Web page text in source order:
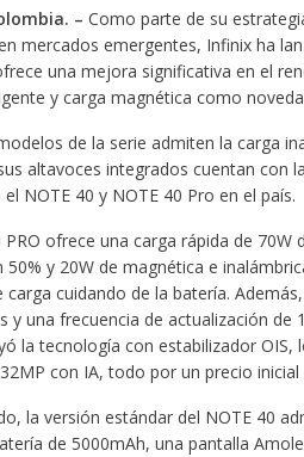
– Como parte de su
mercados emergentes, Infinix ha
una mejora significativa en el
y carga magnética como
de la serie admiten la carga
altavoces integrados cuentan con
NOTE 40 y NOTE 40 Pro en el país.
PRO ofrece una carga rápida de
50% y 20W de magnética e
carga cuidando de la batería.
y una frecuencia de actualización
la tecnología con estabilizador
con IA, todo por un precio inicial
la versión estándar del NOTE 40
de 5000mAh, una pantalla